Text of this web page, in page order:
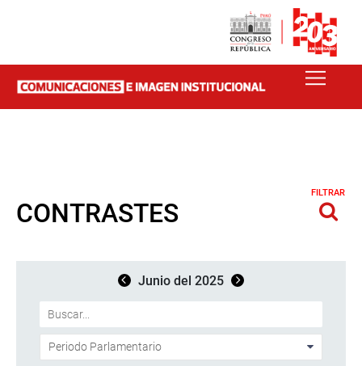
CONTRASTES
FILTRAR
Junio del 2025